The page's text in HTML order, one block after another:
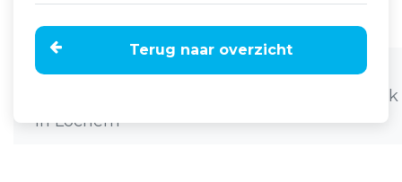
Home
Nieuws
Koei'n Kiek'n op afstand bij familie Esselink
in Lochem
Terug naar overzicht